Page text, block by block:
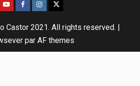
Castor 2021. All rights reserved. |
par AF themes